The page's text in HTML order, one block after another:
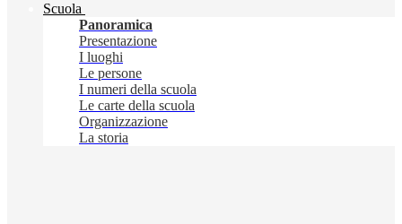
Scuola
Panoramica
Presentazione
I luoghi
Le persone
I numeri della scuola
Le carte della scuola
Organizzazione
La storia